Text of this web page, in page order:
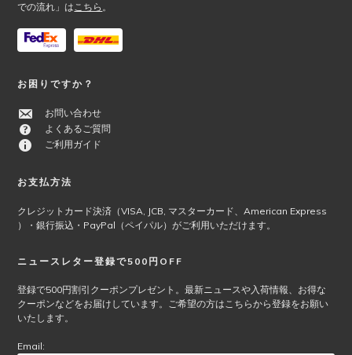
での流れ」はこちら 。
お困りですか？
お問い合わせ
よくあるご質問
ご利用ガイド
お支払方法
クレジットカード決済（VISA, JCB, マスターカード、American Express
）・銀行振込・PayPal（ペイパル）がご利用いただけます。
ニュースレター登録で500円OFF
登録で500円割引クーポンプレゼント。最新ニュースや入荷情報、お得な
クーポンなどをお届けしています。ご希望の方はこちらから登録をお願い
いたします。
Email: